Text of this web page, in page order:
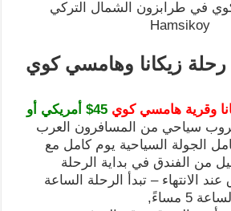
في طرابزون الشمال التركي
Hamsikoy
رحلة زيكانا وهامسي كوي
وقرية هامسي كوي
45$ أمريكي أو
سياحي من المسافرون العرب
الجولة السياحية يوم كامل مع
من الفندق في بداية الرحلة
الانتهاء – تبدأ الرحلة الساعة